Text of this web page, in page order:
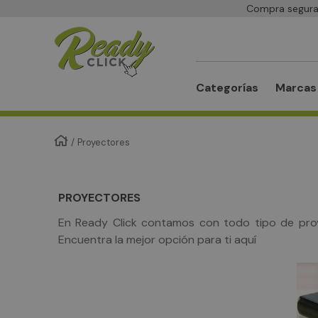
Compra
Categorías Marcas
Proyectores
PROYECTORES
En Ready Click contamos con todo tipo de
Encuentra la mejor opción para ti aquí